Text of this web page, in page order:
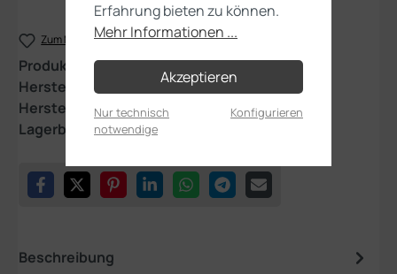
Zum Merkzettel hinzufügen
Produktnummer:40-76
Hersteller:
Games Workshop
Herstellernummer:4040199190
Lagerbestand:2
Beschreibung
Erfahrung bieten zu können.
Mehr Informationen ...
Akzeptieren
Nur technisch
notwendige
Konfigurieren